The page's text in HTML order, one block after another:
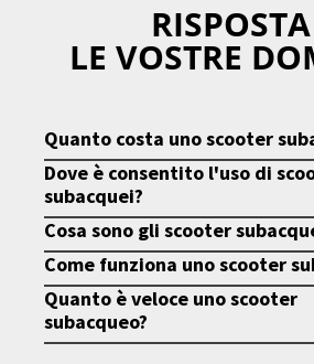
LE VOSTRE
Quanto costa uno scooter
Dove è consentito l'uso di
subacquei?
Cosa sono gli scooter
Come funziona uno scooter
Quanto è veloce uno scooter
subacqueo?